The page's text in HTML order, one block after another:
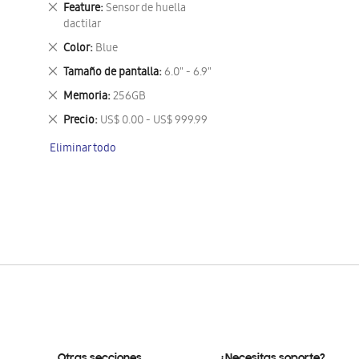
Feature Sensor de huella
dactilar
Eliminar
este
artículo
Color Blue
Eliminar
este
artículo
Tamaño de pantalla 6.0" - 6.9"
Eliminar
este
artículo
Memoria 256GB
Eliminar
este
artículo
Precio US$ 0.00 - US$ 999.99
Eliminar
artículo
Eliminar todo